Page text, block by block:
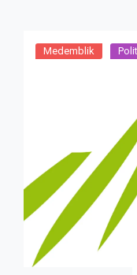
aangepast
de […]
Medemblik